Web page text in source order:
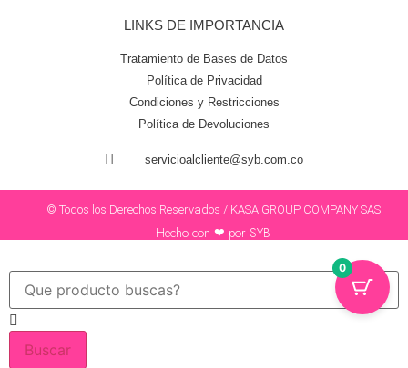
LINKS DE IMPORTANCIA
Tratamiento de Bases de Datos
Política de Privacidad
Condiciones y Restricciones
Política de Devoluciones
servicioalcliente@syb.com.co
© Todos los Derechos Reservados / KASA GROUP COMPANY SAS
Hecho con ❤ por SYB
0
Buscar